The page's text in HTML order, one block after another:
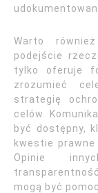
Warto
podejście
tylko oferuje
zrozumieć
strategię
celów.
być dostępny,
kwestie
Opinie
mogą być